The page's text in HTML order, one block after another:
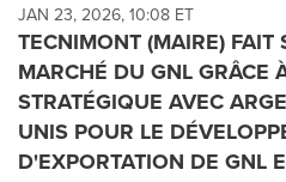
JAN 23, 2026, 10:08 ET
TECNIMONT (MAIRE) FAIT
MARCHÉ DU GNL GRÂCE
STRATÉGIQUE AVEC
UNIS POUR LE
D'EXPORTATION DE GNL